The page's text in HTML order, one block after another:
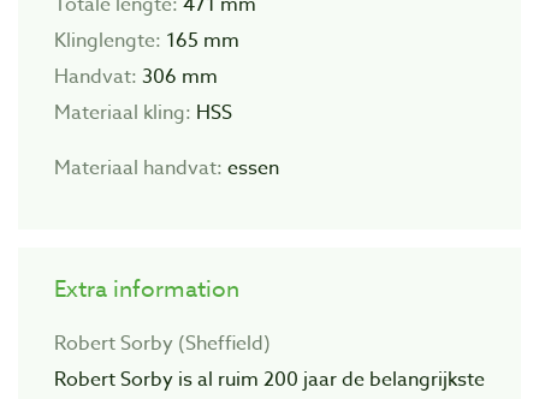
Klinglengte: 165 mm
Handvat: 306 mm
Materiaal kling: HSS
Materiaal handvat: essen
Extra information
Robert Sorby (Sheffield)
Robert Sorby is al ruim 200 jaar de belangrijkste